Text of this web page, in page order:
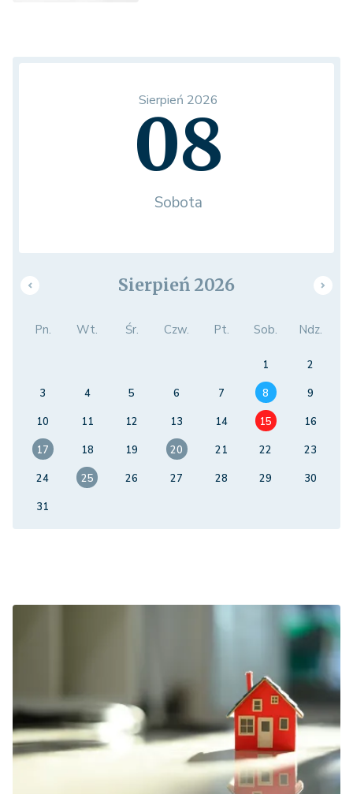
Sierpień 2026
08
Sobota
Sierpień 2026
Pn. Wt. Śr. Czw. Pt. Sob. Ndz.
1
2
3
4 5 6 7 8
9
10
11 12 13 14 15
16
17
18 19 20 21 22
23
24
25 26 27 28 29
30
31